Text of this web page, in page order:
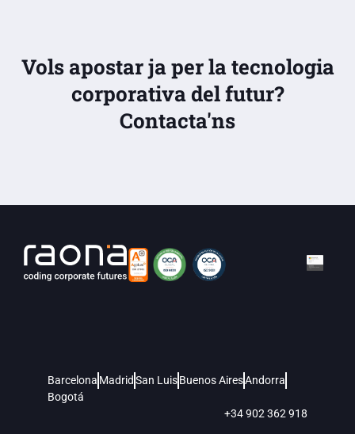
Vols apostar ja per la tecnologia
corporativa del futur?
Contacta'ns
Barcelona MadridSan LuisBuenos AiresAndorra
Bogotá
+34 902 362 918